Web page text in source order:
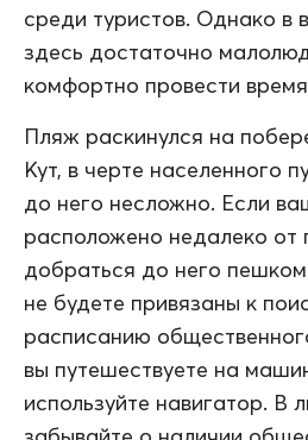
среди туристов. Однако в
здесь достаточно
комфортно провести
Пляж раскинулся на
Кут, в черте населенного
до него несложно. Если
расположено недалеко
добраться до него
не будете привязаны к
расписанию
вы путешествуете на
используйте навигатор. В